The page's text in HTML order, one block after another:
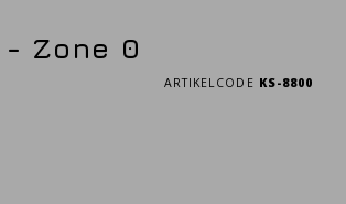
- Zone 0
ARTIKELCODE KS-8800